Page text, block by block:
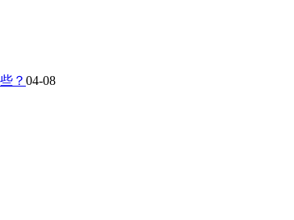
？ 04-08